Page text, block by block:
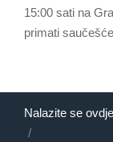
15:00 sati na
primati
Nalazite se